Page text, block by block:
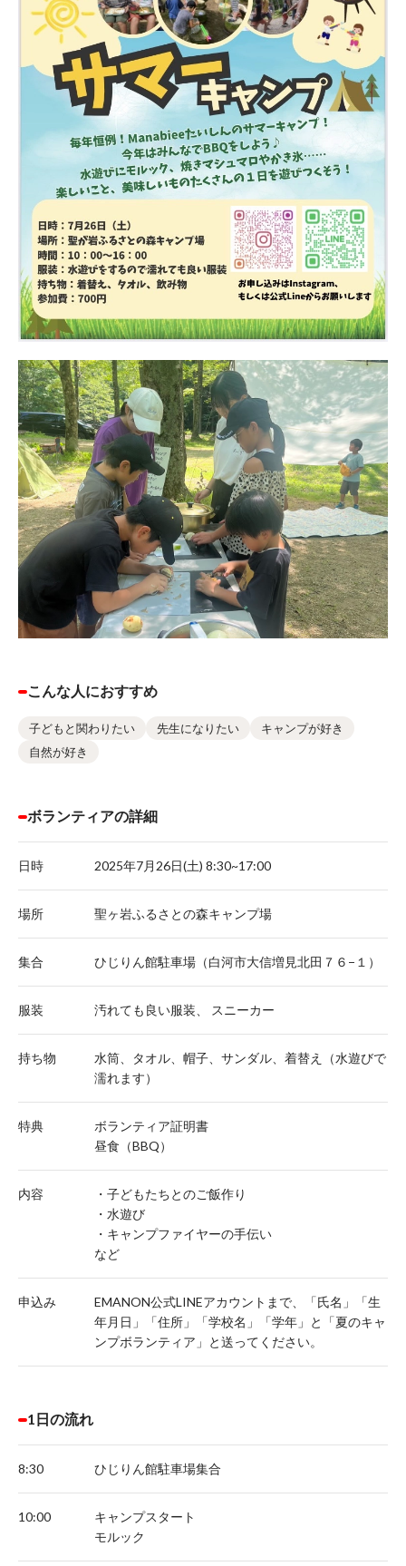
こんな人におすすめ
子どもと関わりたい 先生になりたい
キャンプが好き
自然が好き
ボランティアの詳細
日時 2025年7月26日(土) 8:30~17:00
場所 聖ヶ岩ふるさとの森キャンプ場
集合 ひじりん館駐車場（白河市大信増見北田７６−１）
服装 汚れても良い服装、 スニーカー
持ち物
水筒、タオル、帽子、サンダル、着替え（水遊びで
濡れます）
特典
ボランティア証明書
昼食（BBQ）
内容
・子どもたちとのご飯作り
・水遊び
・キャンプファイヤーの手伝い
など
申込み
EMANON公式LINEアカウントまで、「氏名」「生
年月日」「住所」「学校名」「学年」と「夏のキャ
ンプボランティア」と送ってください。
1日の流れ
8:30 ひじりん館駐車場集合
10:00
キャンプスタート
モルック